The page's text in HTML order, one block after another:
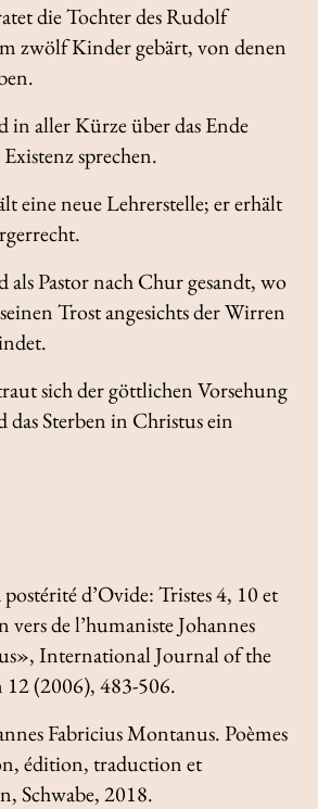
die Tochter des Rudolf
zwölf Kinder gebärt, von denen
in aller Kürze über das Ende
sprechen.
eine neue Lehrerstelle; er erhält
Pastor nach Chur gesandt, wo
Trost angesichts der Wirren
sich der göttlichen Vorsehung
Sterben in Christus ein
d’Ovide:Tristes4, 10 et
vers de l’humaniste Johannes
International Journal of the
12 (2006), 483-506.
Fabricius Montanus. Poèmes
édition, traduction et
Schwabe, 2018.